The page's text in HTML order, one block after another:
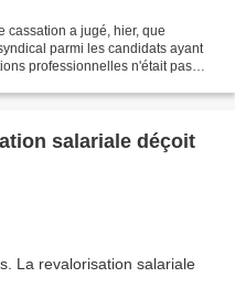
cassation a jugé, hier, que
parmi les candidats ayant
professionnelles n'était pas
salariale déçoit